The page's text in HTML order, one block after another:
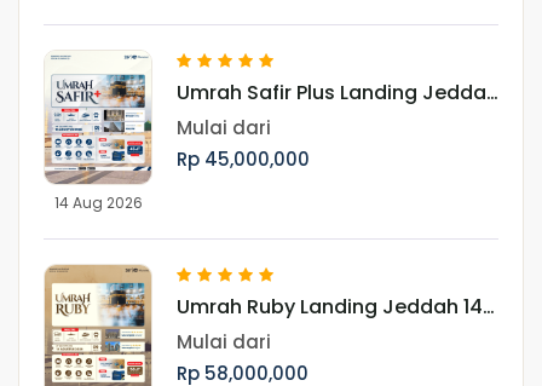
14 Aug 2026
Umrah Safir Plus Landing Jeddah
14 Agustus 2026
Mulai dari
Rp 45,000,000
Umrah Ruby Landing Jeddah 14
Agustus 2026
Mulai dari
Rp 58,000,000